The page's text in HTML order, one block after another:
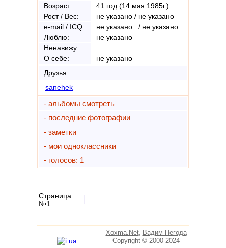
Возраст:
41 год (14 мая 1985г.)
Рост / Вес:
не указано / не указано
e-mail / ICQ:
не указано / не указано
Люблю:
не указано
Ненавижу:
О себе:
не указано
Друзья:
sanehek
- альбомы смотреть
- последние фотографии
- заметки
- мои одноклассники
- голосов: 1
Страница
№1
Xoxma.Net, Вадим Негода
Copyright © 2000-2024